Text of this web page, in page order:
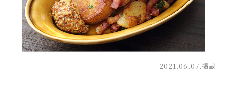
2021.06.07.掲載